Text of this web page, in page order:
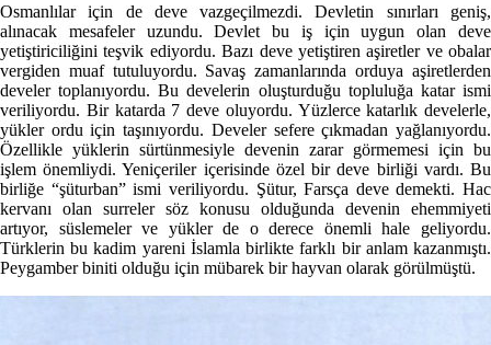
Osmanlılar için de deve vazgeçilmezdi. Devletin sınırları geniş,
alınacak mesafeler uzundu. Devlet bu iş için uygun olan deve
yetiştiriciliğini teşvik ediyordu. Bazı deve yetiştiren aşiretler ve obalar
vergiden muaf tutuluyordu. Savaş zamanlarında orduya aşiretlerden
develer toplanıyordu. Bu develerin oluşturduğu topluluğa katar ismi
veriliyordu. Bir katarda 7 deve oluyordu. Yüzlerce katarlık develerle,
yükler ordu için taşınıyordu. Develer sefere çıkmadan yağlanıyordu.
Özellikle yüklerin sürtünmesiyle devenin zarar görmemesi için bu
işlem önemliydi. Yeniçeriler içerisinde özel bir deve birliği vardı. Bu
birliğe “şüturban” ismi veriliyordu. Şütur, Farsça deve demekti. Hac
kervanı olan surreler söz konusu olduğunda devenin ehemmiyeti
artıyor, süslemeler ve yükler de o derece önemli hale geliyordu.
Türklerin bu kadim yareni İslamla birlikte farklı bir anlam kazanmıştı.
Peygamber biniti olduğu için mübarek bir hayvan olarak görülmüştü.